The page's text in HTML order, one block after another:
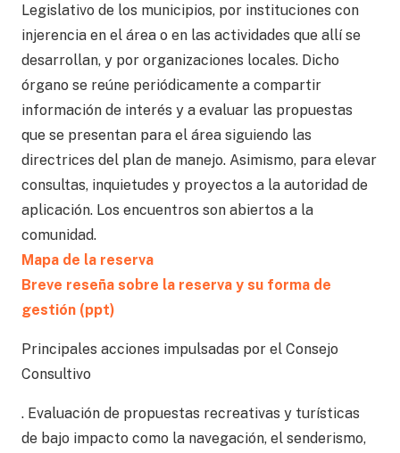
Legislativo de los municipios, por instituciones con
injerencia en el área o en las actividades que allí se
desarrollan, y por organizaciones locales. Dicho
órgano se reúne periódicamente a compartir
información de interés y a evaluar las propuestas
que se presentan para el área siguiendo las
directrices del plan de manejo. Asimismo, para elevar
consultas, inquietudes y proyectos a la autoridad de
aplicación. Los encuentros son abiertos a la
comunidad.
Mapa de la reserva
Breve reseña sobre la reserva y su forma de
gestión (ppt)
Principales acciones impulsadas por el Consejo
Consultivo
. Evaluación de propuestas recreativas y turísticas
de bajo impacto como la navegación, el senderismo,